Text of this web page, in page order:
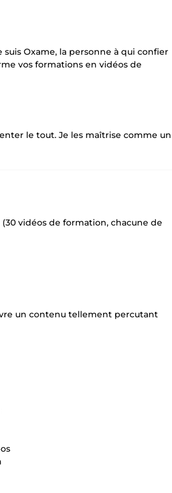
Oxame, la personne à qui confier
vos formations en vidéos de
le tout. Je les maîtrise comme un
vidéos de formation, chacune de
un contenu tellement percutant